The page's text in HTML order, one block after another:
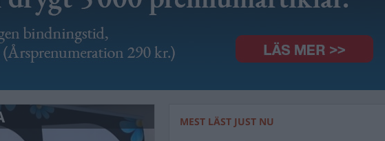
MEST LÄST JUST NU